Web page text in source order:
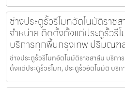
ช่างประตูรั้วรีโมทอัตโนมัติราช
จำหน่าย ติดตั้งตั้งแต่ประตูรั้วรี
บริการทุกพื้นกรุงเทพ ปริมณฑ
ช่างประตูรั้วรีโมทอัตโนมัติราชสาส์น บริก
ตั้งแต่ประตูรั้วรีโมท, ประตูรั้วอัตโนมัติ บริ